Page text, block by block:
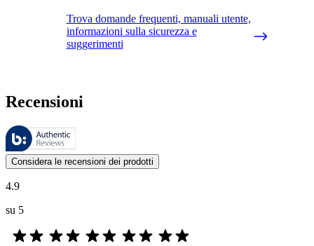
Trova domande frequenti, manuali utente,
informazioni sulla sicurezza e
suggerimenti
Recensioni
Queste recensioni sono gestite da Bazaarvoice e sono conformi
Le valutazioni dei prodotti e le classificazioni in stelle da parte degli
Considera le recensioni dei prodotti
4.9
su 5